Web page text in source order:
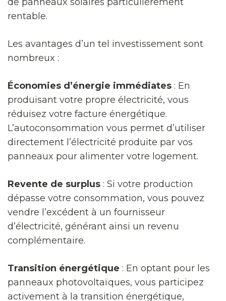
rentable.
Les avantages d’un tel investissement sont
nombreux :
Économies d’énergie immédiates : En
produisant votre propre électricité, vous
réduisez votre facture énergétique.
L’autoconsommation vous permet d’utiliser
directement l’électricité produite par vos
panneaux pour alimenter votre logement.
Revente de surplus : Si votre production
dépasse votre consommation, vous pouvez
vendre l’excédent à un fournisseur
d’électricité, générant ainsi un revenu
complémentaire.
Transition énergétique : En optant pour les
panneaux photovoltaïques, vous participez
activement à la transition énergétique,